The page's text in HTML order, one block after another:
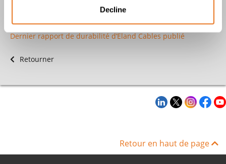
Decline
et une voie à suivre pour l’industrie
Spécification des câbles : le coût d’une erreur
Dernier rapport de durabilité d’Eland Cables publié
Retourner
Retour en haut de page